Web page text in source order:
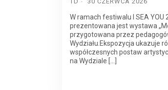
W ramach festiwalu I SEA YOU
prezentowana jest wystawa
przygotowana przez
Wydziału.Ekspozycja ukazuje
współczesnych postaw
na Wydziale […]